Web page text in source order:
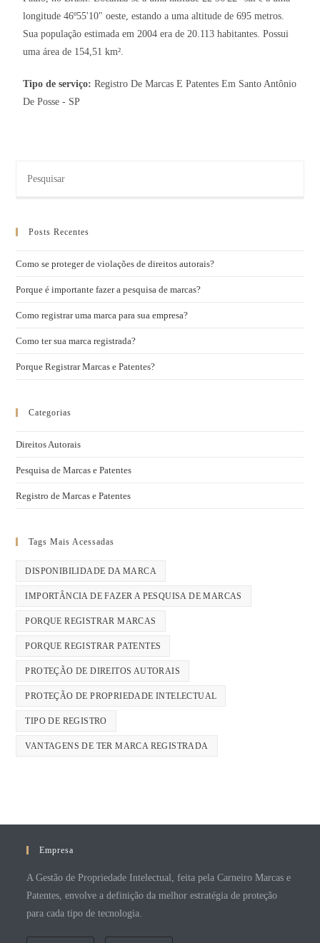
longitude 46º55'10" oeste, estando a uma altitude de 695 metros.
Sua população estimada em 2004 era de 20.113 habitantes. Possui
uma área de 154,51 km².
Tipo de serviço:Registro De Marcas E Patentes Em Santo Antônio
De Posse - SP
Posts Recentes
Como se proteger de violações de direitos autorais?
Porque é importante fazer a pesquisa de marcas?
Como registrar uma marca para sua empresa?
Como ter sua marca registrada?
Porque Registrar Marcas e Patentes?
Categorias
Direitos Autorais
Pesquisa de Marcas e Patentes
Registro de Marcas e Patentes
Tags Mais Acessadas
DISPONIBILIDADE DA MARCA
IMPORTÂNCIA DE FAZER A PESQUISA DE MARCAS
PORQUE REGISTRAR MARCAS
PORQUE REGISTRAR PATENTES
PROTEÇÃO DE DIREITOS AUTORAIS
PROTEÇÃO DE PROPRIEDADE INTELECTUAL
TIPO DE REGISTRO
VANTAGENS DE TER MARCA REGISTRADA
Empresa
A Gestão de Propriedade Intelectual, feita pela Carneiro Marcas e
Patentes, envolve a definição da melhor estratégia de proteção
para cada tipo de tecnologia.